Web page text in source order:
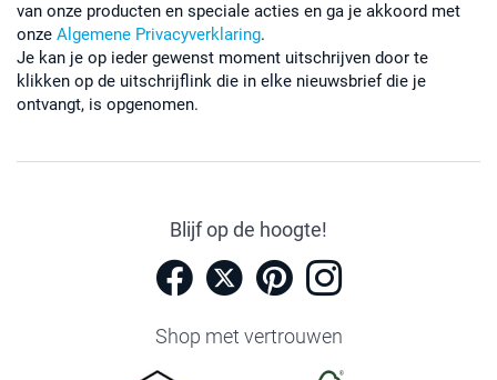
van onze producten en speciale acties en ga je akkoord met
onze Algemene Privacyverklaring.
Je kan je op ieder gewenst moment uitschrijven door te
klikken op de uitschrijflink die in elke nieuwsbrief die je
ontvangt, is opgenomen.
Blijf op de hoogte!
Shop met vertrouwen